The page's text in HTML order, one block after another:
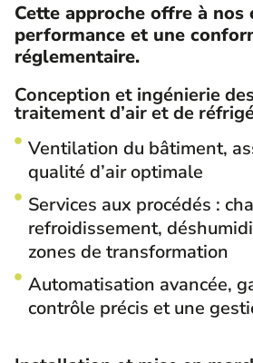
Cette approche offre à nos
performance et une
réglementaire.
Conception et ingénierie
traitement d’air et de
Ventilation du bâtiment,
qualité d’air optimale
Services aux procédés :
refroidissement,
zones de transformation
Automatisation avancée,
contrôle précis et une